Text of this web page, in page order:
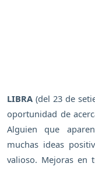
LIBRA (del 23 de
oportunidad de
Alguien que
muchas ideas
valioso. Mejoras